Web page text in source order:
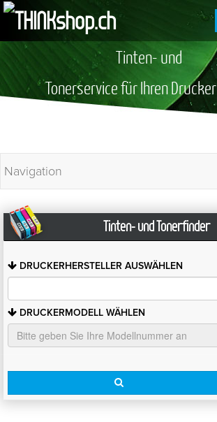
Tinten- und
Tonerservice für Ihren Drucker
Navigation
Tinten- und Tonerfinder
DRUCKERHERSTELLER AUSWÄHLEN
DRUCKERMODELL WÄHLEN
Bitte geben Sie Ihre Modellnummer an